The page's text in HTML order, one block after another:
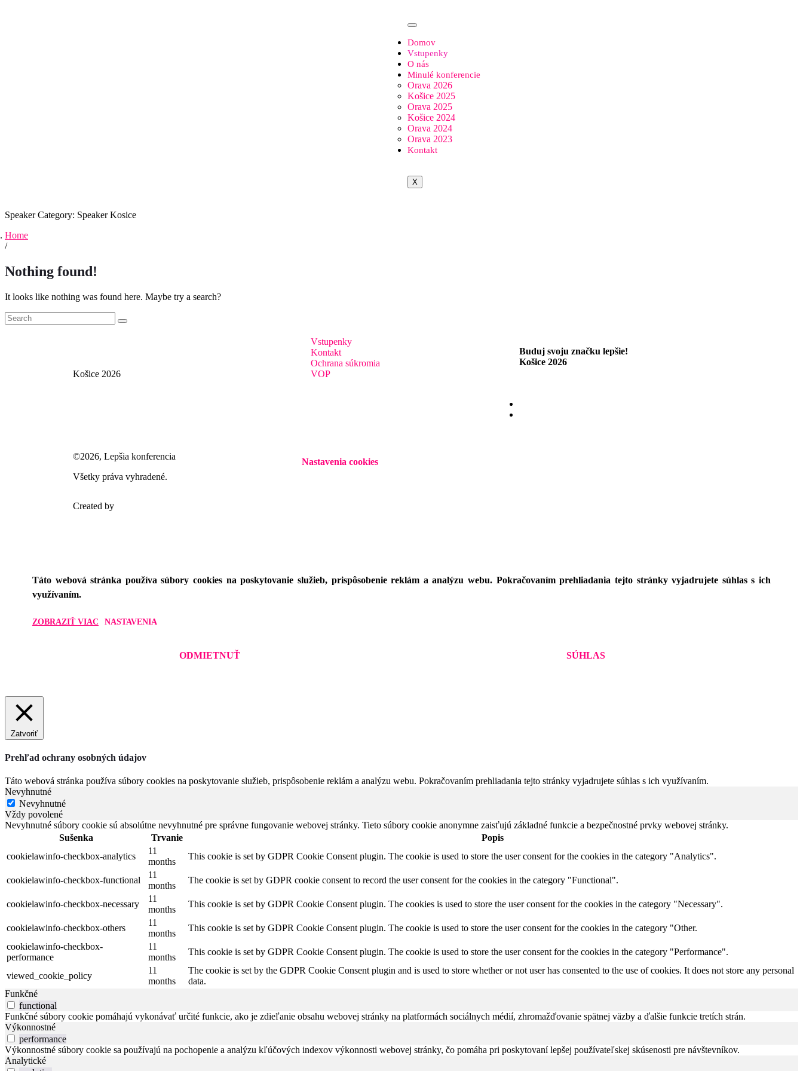
Domov
Vstupenky
O nás
Minulé konferencie
Orava 2026
Košice 2025
Orava 2025
Košice 2024
Orava 2024
Orava 2023
Kontakt
X
Speaker Category: Speaker Kosice
Home
/
Nothing found!
It looks like nothing was found here. Maybe try a search?
Košice 2026
Vstupenky
Kontakt
Ochrana súkromia
VOP
Buduj svoju značku lepšie!
Košice 2026
©2026, Lepšia konferencia
Všetky práva vyhradené.
Created by
Táto webová stránka používa súbory cookies na poskytovanie služieb, prispôsobenie reklám a analýzu webu. Pokračovaním prehliadania tejto stránky vyjadrujete súhlas s ich
využívaním.
ZOBRAZIŤ VIAC NASTAVENIA
ODMIETNUŤ SÚHLAS
Zatvoriť
Prehľad ochrany osobných údajov
Táto webová stránka používa súbory cookies na poskytovanie služieb, prispôsobenie reklám a analýzu webu. Pokračovaním prehliadania tejto stránky vyjadrujete súhlas s ich využívaním.
Nevyhnutné
Nevyhnutné
Vždy povolené
Nevyhnutné súbory cookie sú absolútne nevyhnutné pre správne fungovanie webovej stránky. Tieto súbory cookie anonymne zaisťujú základné funkcie a bezpečnostné prvky webovej stránky.
Sušenka
Trvanie
Popis
cookielawinfo-checkbox-analytics
11
months
This cookie is set by GDPR Cookie Consent plugin. The cookie is used to store the user consent for the cookies in the category "Analytics".
cookielawinfo-checkbox-functional
11
months
The cookie is set by GDPR cookie consent to record the user consent for the cookies in the category "Functional".
cookielawinfo-checkbox-necessary
11
months
This cookie is set by GDPR Cookie Consent plugin. The cookies is used to store the user consent for the cookies in the category "Necessary".
cookielawinfo-checkbox-others
11
months
This cookie is set by GDPR Cookie Consent plugin. The cookie is used to store the user consent for the cookies in the category "Other.
cookielawinfo-checkbox-
performance
11
months
This cookie is set by GDPR Cookie Consent plugin. The cookie is used to store the user consent for the cookies in the category "Performance".
viewed_cookie_policy
11
months
The cookie is set by the GDPR Cookie Consent plugin and is used to store whether or not user has consented to the use of cookies. It does not store any personal
data.
Funkčné
functional
Funkčné súbory cookie pomáhajú vykonávať určité funkcie, ako je zdieľanie obsahu webovej stránky na platformách sociálnych médií, zhromažďovanie spätnej väzby a ďalšie funkcie tretích strán.
Výkonnostné
performance
Výkonnostné súbory cookie sa používajú na pochopenie a analýzu kľúčových indexov výkonnosti webovej stránky, čo pomáha pri poskytovaní lepšej používateľskej skúsenosti pre návštevníkov.
Analytické